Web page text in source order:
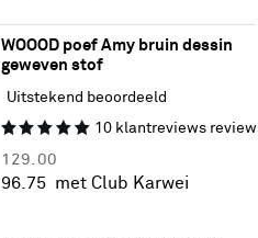
WOOOD poef Amy bruin dessin
geweven stof
Uitstekend beoordeeld
10 klantreviews
129. 00
96. 75 met Club Karwei